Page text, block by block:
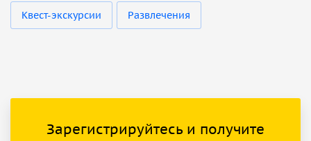
Квест-экскурсии Развлечения
Зарегистрируйтесь и получите